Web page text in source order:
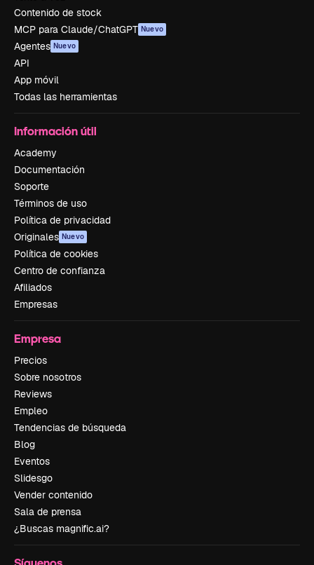
Contenido de stock
MCP para Claude/ChatGPT Nuevo
Agentes Nuevo
API
App móvil
Todas las herramientas
Información útil
Academy
Documentación
Soporte
Términos de uso
Política de privacidad
Originales Nuevo
Política de cookies
Centro de confianza
Afiliados
Empresas
Empresa
Precios
Sobre nosotros
Reviews
Empleo
Tendencias de búsqueda
Blog
Eventos
Slidesgo
Vender contenido
Sala de prensa
¿Buscas magnific.ai?